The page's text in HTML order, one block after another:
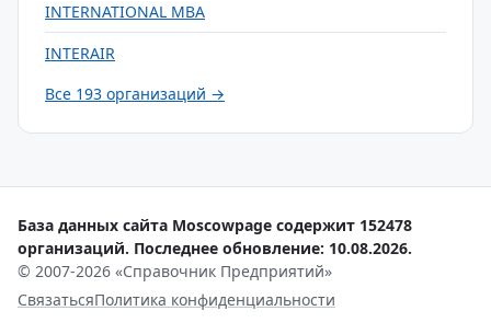
INTERNATIONAL MBA
INTERAIR
Все 193 организаций →
База данных сайта Moscowpage содержит 152478
организаций. Последнее обновление: 10.08.2026.
© 2007-2026 «Справочник Предприятий»
СвязатьсяПолитика конфиденциальности